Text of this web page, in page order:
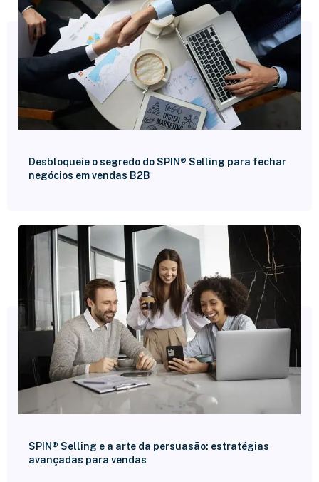
Desbloqueie o segredo do SPIN® Selling para fechar
negócios em vendas B2B
SPIN® Selling e a arte da persuasão: estratégias
avançadas para vendas